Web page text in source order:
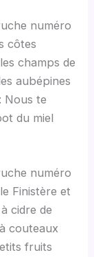
numéro
côtes
champs de
aubépines
Nous te
du miel
numéro
Finistère et
cidre de
couteaux
fruits